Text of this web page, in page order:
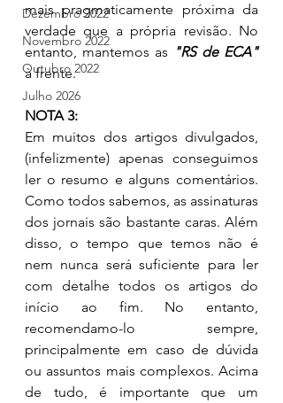
Dezembro 2022
Novembro 2022
Outubro 2022
Julho 2026
mais pragmaticamente próxima da
verdade que a própria revisão. No
entanto, mantemos as "RS de ECA"
à frente.
NOTA 3:
Em muitos dos artigos divulgados,
(infelizmente) apenas conseguimos
ler o resumo e alguns comentários.
Como todos sabemos, as assinaturas
dos jornais são bastante caras. Além
disso, o tempo que temos não é
nem nunca será suficiente para ler
com detalhe todos os artigos do
início ao fim. No entanto,
recomendamo-lo sempre,
principalmente em caso de dúvida
ou assuntos mais complexos. Acima
de tudo, é importante que um